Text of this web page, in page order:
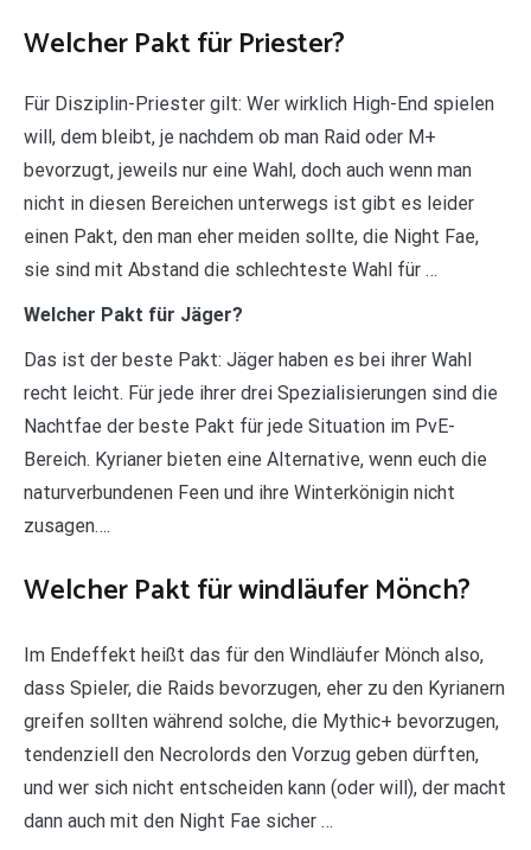
Welcher Pakt für Priester?
Für Disziplin-Priester gilt: Wer wirklich High-End spielen
will, dem bleibt, je nachdem ob man Raid oder M+
bevorzugt, jeweils nur eine Wahl, doch auch wenn man
nicht in diesen Bereichen unterwegs ist gibt es leider
einen Pakt, den man eher meiden sollte, die Night Fae,
sie sind mit Abstand die schlechteste Wahl für …
Welcher Pakt für Jäger?
Das ist der beste Pakt: Jäger haben es bei ihrer Wahl
recht leicht. Für jede ihrer drei Spezialisierungen sind die
Nachtfae der beste Pakt für jede Situation im PvE-
Bereich. Kyrianer bieten eine Alternative, wenn euch die
naturverbundenen Feen und ihre Winterkönigin nicht
zusagen….
Welcher Pakt für windläufer Mönch?
Im Endeffekt heißt das für den Windläufer Mönch also,
dass Spieler, die Raids bevorzugen, eher zu den Kyrianern
greifen sollten während solche, die Mythic+ bevorzugen,
tendenziell den Necrolords den Vorzug geben dürften,
und wer sich nicht entscheiden kann (oder will), der macht
dann auch mit den Night Fae sicher …